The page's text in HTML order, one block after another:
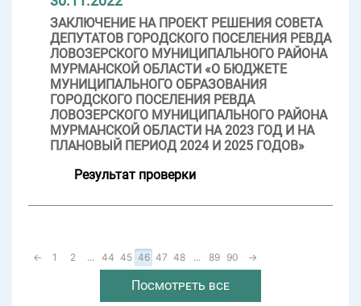
ЗАКЛЮЧЕНИЕ НА ПРОЕКТ РЕШЕНИЯ СОВЕТА
ДЕПУТАТОВ ГОРОДСКОГО ПОСЕЛЕНИЯ РЕВДА
ЛОВОЗЕРСКОГО МУНИЦИПАЛЬНОГО РАЙОНА
МУРМАНСКОЙ ОБЛАСТИ «О БЮДЖЕТЕ
МУНИЦИПАЛЬНОГО ОБРАЗОВАНИЯ
ГОРОДСКОГО ПОСЕЛЕНИЯ РЕВДА
ЛОВОЗЕРСКОГО МУНИЦИПАЛЬНОГО РАЙОНА
МУРМАНСКОЙ ОБЛАСТИ НА 2023 ГОД И НА
ПЛАНОВЫЙ ПЕРИОД 2024 И 2025 ГОДОВ»
Результат проверки
← 1 2 ... 44 45 46 47 48 ... 89 90 →
Посмотреть все